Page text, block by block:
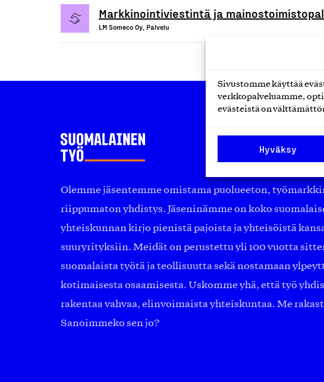
Sivustomme käyttää
verkkopalveluamme,
evästeistä on
Hyväksy
Markkinointiviestintä ja
LM Someco Oy, Palvelu
Olemme jäsentemme omistama puolueeton,
riippumaton yhdistys. Jäseninämme on koko
yhteiskunnan kirjo pienistä pajoista ja yhteisöistä
suuryrityksiin. Meidät on perustettu yli 100 vuotta
suomalaista työtä ja teollisuutta sekä nostamaan
kotimaisesta osaamisesta. Uskomme yhä, että työ
rakentaa vahvaa, elinvoimaista yhteiskuntaa. Me
Sanoimmeko sen jo?